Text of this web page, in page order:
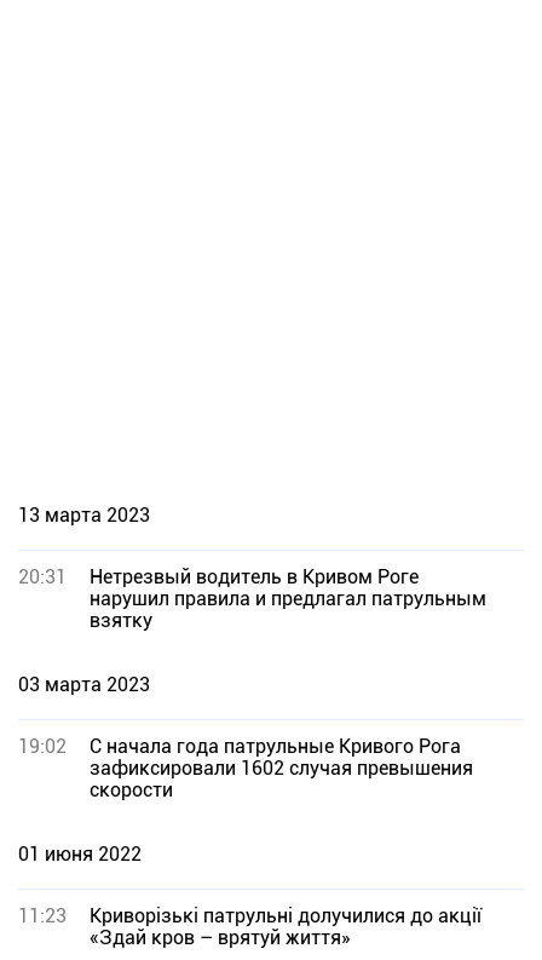
13 марта 2023
20:31
Нетрезвый водитель в Кривом Роге
нарушил правила и предлагал патрульным
взятку
03 марта 2023
19:02
С начала года патрульные Кривого Рога
зафиксировали 1602 случая превышения
скорости
01 июня 2022
11:23
Криворізькі патрульні долучилися до акції
«Здай кров – врятуй життя»